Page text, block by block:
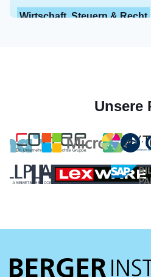
Wirtschaft, Steuern & Recht
Unsere